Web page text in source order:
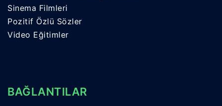
Sinema Filmleri
Pozitif Özlü Sözler
Video Eğitimler
BAĞLANTILAR